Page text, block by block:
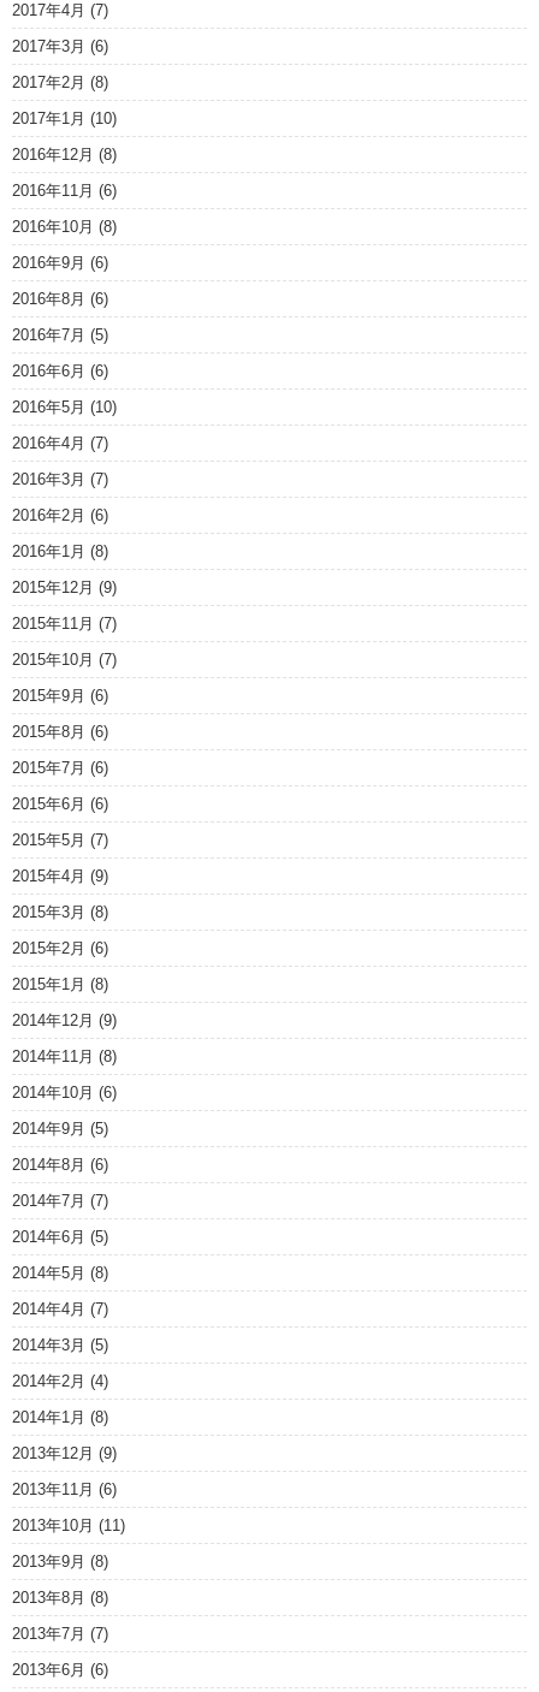
2017年4月 (7)
2017年3月 (6)
2017年2月 (8)
2017年1月 (10)
2016年12月 (8)
2016年11月 (6)
2016年10月 (8)
2016年9月 (6)
2016年8月 (6)
2016年7月 (5)
2016年6月 (6)
2016年5月 (10)
2016年4月 (7)
2016年3月 (7)
2016年2月 (6)
2016年1月 (8)
2015年12月 (9)
2015年11月 (7)
2015年10月 (7)
2015年9月 (6)
2015年8月 (6)
2015年7月 (6)
2015年6月 (6)
2015年5月 (7)
2015年4月 (9)
2015年3月 (8)
2015年2月 (6)
2015年1月 (8)
2014年12月 (9)
2014年11月 (8)
2014年10月 (6)
2014年9月 (5)
2014年8月 (6)
2014年7月 (7)
2014年6月 (5)
2014年5月 (8)
2014年4月 (7)
2014年3月 (5)
2014年2月 (4)
2014年1月 (8)
2013年12月 (9)
2013年11月 (6)
2013年10月 (11)
2013年9月 (8)
2013年8月 (8)
2013年7月 (7)
2013年6月 (6)